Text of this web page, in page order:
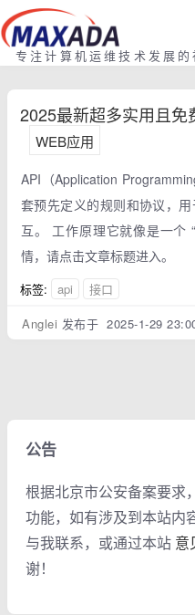
专注计算机运维技术发展的
2025最新超多实用且免
WEB应用
API（Application
套预先定义的规则和协议，
互。 工作原理它就像是一
情，请点击文章标题进入。
标签: api
接口
Anglei 发布于 2025-1-29
公告
根据北京市公安备案要求
功能，如有涉及到本站内
与我联系，或通过本站 意
谢！